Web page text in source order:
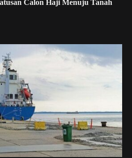
Calon Haji Menuju Tanah